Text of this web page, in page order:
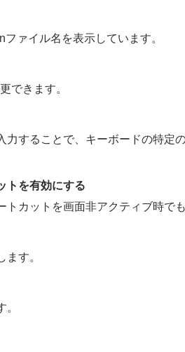
ァイル名を表示しています。
できます。
力することで、キーボードの特定
トを有効にする
カットを画面非アクティブ時で
す。